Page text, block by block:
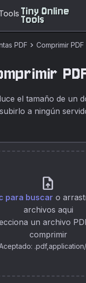
Tiny Online
Tools
PDF chevron_right Comprimir PDF
el tamaño de un
a ningún
upload_file
para buscar o
archivos aqui
un archivo
comprimir